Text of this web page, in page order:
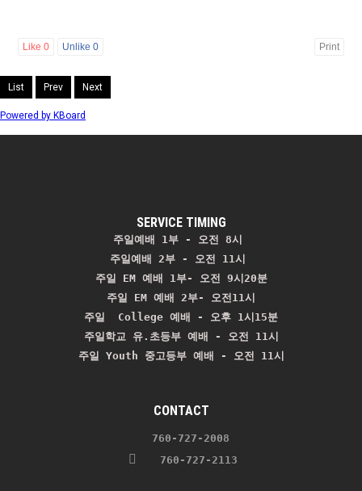
Like 0 Unlike 0 Print
List Prev Next
Powered by KBoard
SERVICE TIMING
주일예배 1부 - 오전 8시
주일예배 2부 - 오전 11시
주일 EM 예배 1부- 오전 9시20분
주일 EM 예배 2부- 오전11시
주일  College 예배 - 오후 1시15분
주일학교 유.초등부 예배 - 오전 11시
주일 Youth 중고등부 예배 - 오전 11시
CONTACT
760-727-2008
760-727-2113